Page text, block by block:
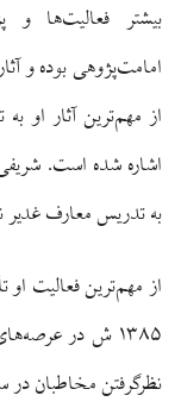
بیشتر فعالیت‌ها
امامت‌پژوهی بوده و
از مهم‌ترین آثار او به تدوین
اشاره شده است.
به تدریس معارف
از مهم‌ترین فعالیت
۱۳۸۵ ش در
نظرگرفتن مخاطبان